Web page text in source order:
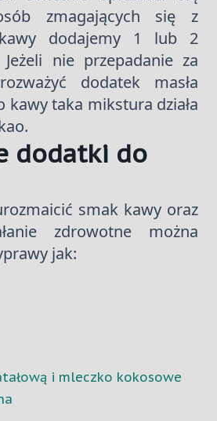
zmagających się z
dodajemy 1 lub 2
Jeżeli nie przepadanie za
dodatek masła
kawy taka mikstura działa
dodatki do
smak kawy oraz
zdrowotne można
jak:
i mleczko kokosowe